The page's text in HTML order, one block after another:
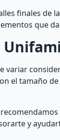
finales de
que
variar
el tamaño
y